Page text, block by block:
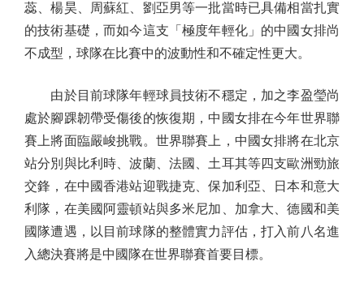
蕊、楊昊、周蘇紅、劉亞男等一批當時已具備相當扎實
的技術基礎，而如今這支「極度年輕化」的中國女排尚
不成型，球隊在比賽中的波動性和不確定性更大。
由於目前球隊年輕球員技術不穩定，加之李盈瑩尚
處於腳踝韌帶受傷後的恢復期，中國女排在今年世界聯
賽上將面臨嚴峻挑戰。世界聯賽上，中國女排將在北京
站分別與比利時、波蘭、法國、土耳其等四支歐洲勁旅
交鋒，在中國香港站迎戰捷克、保加利亞、日本和意大
利隊，在美國阿靈頓站與多米尼加、加拿大、德國和美
國隊遭遇，以目前球隊的整體實力評估，打入前八名進
入總決賽將是中國隊在世界聯賽首要目標。